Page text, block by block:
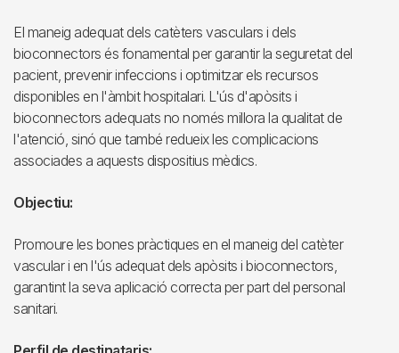
El maneig adequat dels catèters vasculars i dels
bioconnectors és fonamental per garantir la seguretat del
pacient, prevenir infeccions i optimitzar els recursos
disponibles en l'àmbit hospitalari. L'ús d'apòsits i
bioconnectors adequats no només millora la qualitat de
l'atenció, sinó que també redueix les complicacions
associades a aquests dispositius mèdics.
Objectiu:
Promoure les bones pràctiques en el maneig del catèter
vascular i en l'ús adequat dels apòsits i bioconnectors,
garantint la seva aplicació correcta per part del personal
sanitari.